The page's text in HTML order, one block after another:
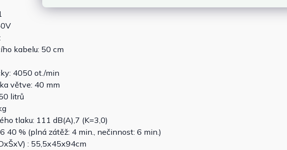
kabelu: 50 cm
4050 ot./min
větve: 40 mm
litrů
tlaku: 111 dB(A),7 (K=3,0)
40 % (plná zátěž: 4 min., nečinnost: 6 min.)
: 55,5x45x94cm